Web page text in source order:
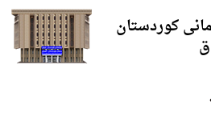
کوردستان